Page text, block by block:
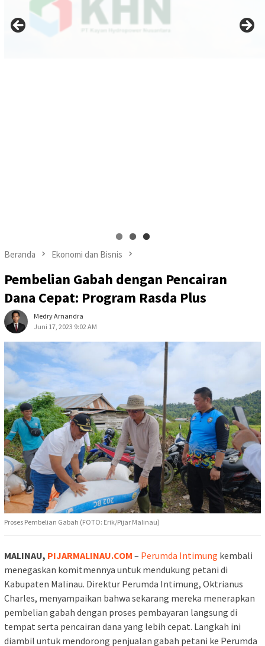
Beranda Ekonomi dan Bisnis
Pembelian Gabah dengan Pencairan
Dana Cepat: Program Rasda Plus
Medry Arnandra
Juni 17, 2023 9:02 AM
Proses Pembelian Gabah (FOTO: Erik/Pijar Malinau)
MALINAU, PIJARMALINAU.COM – Perumda Intimung kembali
menegaskan komitmennya untuk mendukung petani di
Kabupaten Malinau. Direktur Perumda Intimung, Oktrianus
Charles, menyampaikan bahwa sekarang mereka menerapkan
pembelian gabah dengan proses pembayaran langsung di
tempat serta pencairan dana yang lebih cepat. Langkah ini
diambil untuk mendorong penjualan gabah petani ke Perumda